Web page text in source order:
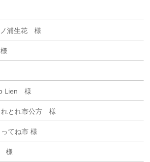
ノ浦生花 様
Lien 様
れとれ市公方 様
てね市 様
様